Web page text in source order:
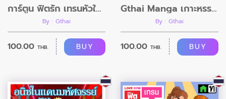
การ์ตูน ฟิตรัก เทรนหัวใจ ตอนที่7
By : Gthai
100.00 THB. BUY
Gthai Manga เกาะหรรษา ตอนที่1
By : Gthai
100.00 THB. BUY